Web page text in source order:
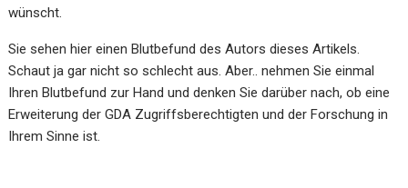
wünscht.
Sie sehen hier einen Blutbefund des Autors dieses Artikels.
Schaut ja gar nicht so schlecht aus. Aber.. nehmen Sie einmal
Ihren Blutbefund zur Hand und denken Sie darüber nach, ob eine
Erweiterung der GDA Zugriffsberechtigten und der Forschung in
Ihrem Sinne ist.